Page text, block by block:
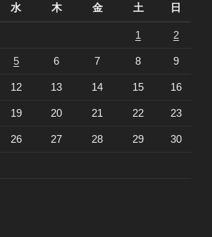
水 木 金 土 日
1 2
5 6 7 8 9
12 13 14 15 16
19 20 21 22 23
26 27 28 29 30